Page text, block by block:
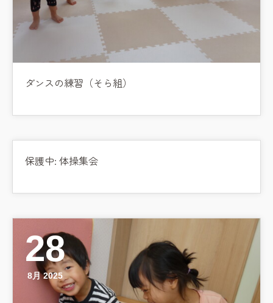
ダンスの練習（そら組）
保護中: 体操集会
28
8月 2025